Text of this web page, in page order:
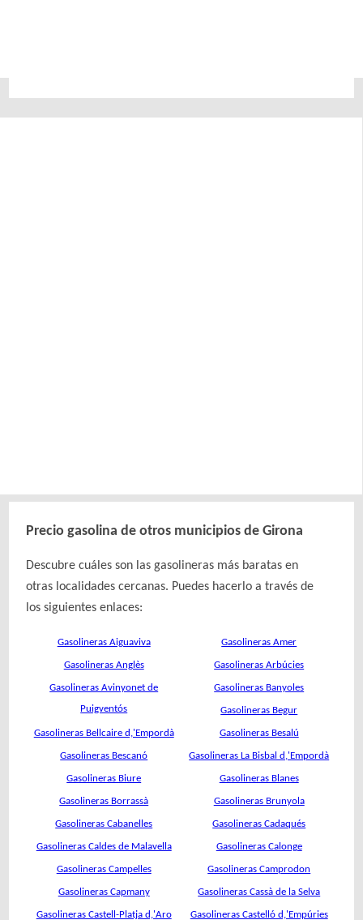
Precio gasolina de otros municipios de Girona
Descubre cuáles son las gasolineras más baratas en
otras localidades cercanas. Puedes hacerlo a través de
los siguientes enlaces:
Gasolineras Aiguaviva Gasolineras Amer
Gasolineras Anglès Gasolineras Arbúcies
Gasolineras Avinyonet de
Puigventós
Gasolineras Banyoles
Gasolineras Begur
Gasolineras Bellcaire d,'Empordà Gasolineras Besalú
Gasolineras Bescanó Gasolineras La Bisbal d,'Empordà
Gasolineras Biure Gasolineras Blanes
Gasolineras Borrassà Gasolineras Brunyola
Gasolineras Cabanelles Gasolineras Cadaqués
Gasolineras Caldes de Malavella Gasolineras Calonge
Gasolineras Campelles Gasolineras Camprodon
Gasolineras Capmany Gasolineras Cassà de la Selva
Gasolineras Castell-Platja d,'Aro Gasolineras Castelló d,'Empúries